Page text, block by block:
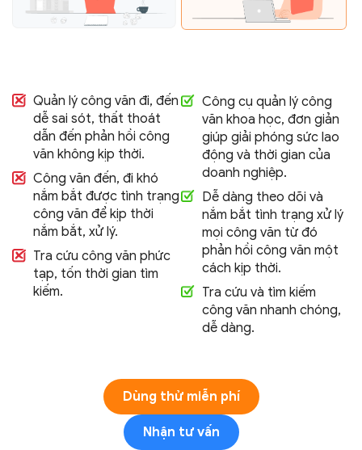
Quản lý công văn đi, đến
dễ sai sót, thất thoát
dẫn đến phản hồi công
văn không kịp thời.
Công văn đến, đi khó
nắm bắt được tình trạng
công văn để kịp thời
nắm bắt, xử lý.
Tra cứu công văn phức
tạp, tốn thời gian tìm
kiếm.
Công cụ quản lý công
văn khoa học, đơn giản
giúp giải phóng sức lao
động và thời gian của
doanh nghiệp.
Dễ dàng theo dõi và
nắm bắt tình trạng xử lý
mọi công văn từ đó
phản hồi công văn một
cách kịp thời.
Tra cứu và tìm kiếm
công văn nhanh chóng,
dễ dàng.
Dùng thử miễn phí
Nhận tư vấn